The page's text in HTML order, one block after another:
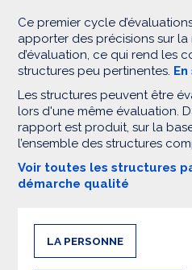
Ce premier cycle
apporter des précisions sur
d’évaluation, ce qui rend les
structures peu pertinentes.
Les structures peuvent être
lors d'une même évaluation.
rapport est produit, sur la
l’ensemble des structures
Voir toutes les structures
démarche qualité
LA PERSONNE